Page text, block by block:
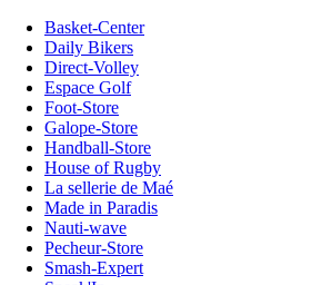
Basket-Center
Daily Bikers
Direct-Volley
Espace Golf
Foot-Store
Galope-Store
Handball-Store
House of Rugby
La sellerie de Maé
Made in Paradis
Nauti-wave
Pecheur-Store
Smash-Expert